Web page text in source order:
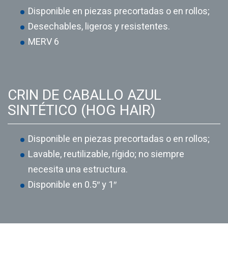
Disponible en piezas precortadas o en rollos;
Desechables, ligeros y resistentes.
MERV 6
CRIN DE CABALLO AZUL
SINTÉTICO (HOG HAIR)
Disponible en piezas precortadas o en rollos;
Lavable, reutilizable, rígido; no siempre
necesita una estructura.
Disponible en 0.5″ y 1″